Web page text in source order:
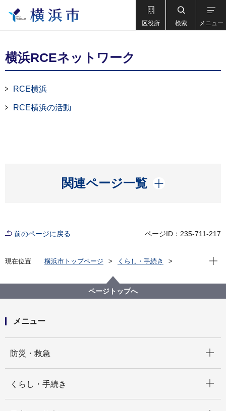
区役所 検索 メニュー
横浜RCEネットワーク
RCE横浜
RCE横浜の活動
関連ページ一覧
開く
前のページに戻る ページID：235-711-217
現在位置 横浜市トップページ
くらし・手続き
横浜RCEネットワーク
現在
ページトップへ
メニュー
防災・救急
くらし・手続き